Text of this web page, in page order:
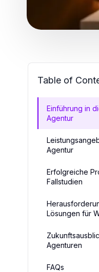
Table of
Einführung in
Agentur
Agentur
Erfolgreiche
Fallstudien
Lösungen für
Agenturen
FAQs